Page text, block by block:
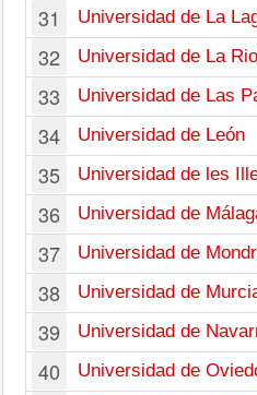
31 Universidad de La
32 Universidad de La
33 Universidad de Las
34 Universidad de León
35 Universidad de les
36 Universidad de
37 Universidad de
38 Universidad de
39 Universidad de
40 Universidad de